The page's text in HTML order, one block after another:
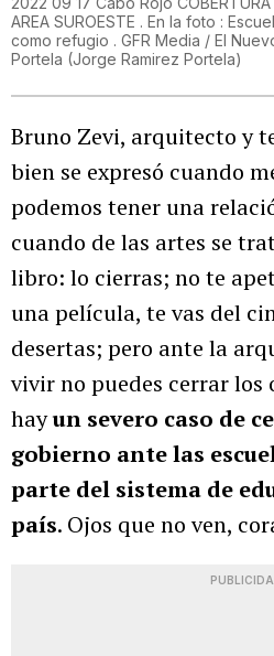
AREA SUROESTE . En la foto :
como refugio . GFR Media / El
Portela (Jorge Ramirez Portela)
Bruno Zevi, arquitecto y
bien se expresó cuando
podemos tener una
cuando de las artes se
libro: lo cierras; no te
una película, te vas del
desertas; pero ante la
vivir no puedes cerrar los
hayun severo caso de
gobierno ante las
parte del sistema de
país. Ojos que no ven,